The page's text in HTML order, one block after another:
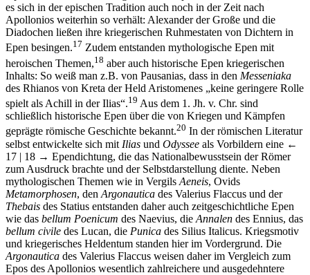
es sich in der epischen Tradition auch noch in der Zeit nach
Apollonios weiterhin so verhält: Alexander der Große und die
Diadochen ließen ihre kriegerischen Ruhmestaten von Dichtern in
Epen besingen.17 Zudem entstanden mythologische Epen mit
heroischen Themen,18 aber auch historische Epen kriegerischen
Inhalts: So weiß man z.B. von Pausanias, dass in den Messeniaka
des Rhianos von Kreta der Held Aristomenes „keine geringere Rolle
spielt als Achill in der Ilias“.19 Aus dem 1. Jh. v. Chr. sind
schließlich historische Epen über die von Kriegen und Kämpfen
geprägte römische Geschichte bekannt.20 In der römischen Literatur
selbst entwickelte sich mit Ilias und Odyssee als Vorbildern eine ←
17 | 18 → Ependichtung, die das Nationalbewusstsein der Römer
zum Ausdruck brachte und der Selbstdarstellung diente. Neben
mythologischen Themen wie in Vergils Aeneis, Ovids
Metamorphosen, den Argonautica des Valerius Flaccus und der
Thebais des Statius entstanden daher auch zeitgeschichtliche Epen
wie das bellum Poenicum des Naevius, die Annalen des Ennius, das
bellum civile des Lucan, die Punica des Silius Italicus. Kriegsmotiv
und kriegerisches Heldentum standen hier im Vordergrund. Die
Argonautica des Valerius Flaccus weisen daher im Vergleich zum
Epos des Apollonios wesentlich zahlreichere und ausgedehntere